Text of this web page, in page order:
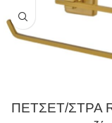
ΠΕΤΣΕΤ/ΣΤΡΑ